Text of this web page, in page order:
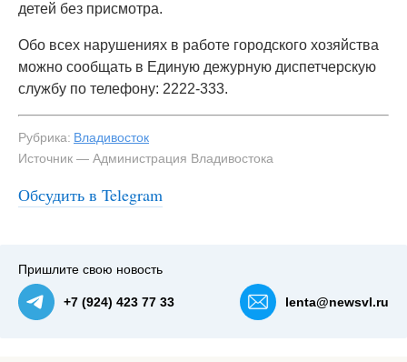
детей без присмотра.
Обо всех нарушениях в работе городского хозяйства
можно сообщать в Единую дежурную диспетчерскую
службу по телефону: 2222-333.
Рубрика: Владивосток
Источник — Администрация Владивостока
Обсудить в Telegram
Пришлите свою новость
+7 (924) 423 77 33 lenta@newsvl.ru